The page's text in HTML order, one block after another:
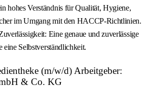
hohes Verständnis für Qualität, Hygiene,
im Umgang mit den HACCP-Richtlinien.
Eine genaue und zuverlässige
eine Selbstverständlichkeit.
(m/w/d) Arbeitgeber:
& Co. KG